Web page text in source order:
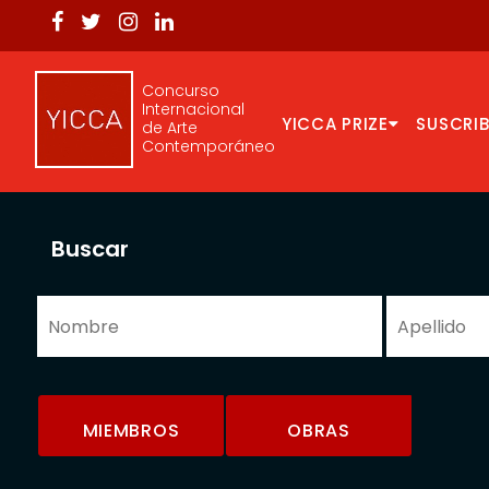
Concurso
Internacional
de Arte
Contemporáneo
YICCA PRIZE
Buscar
MIEMBROS OBRAS